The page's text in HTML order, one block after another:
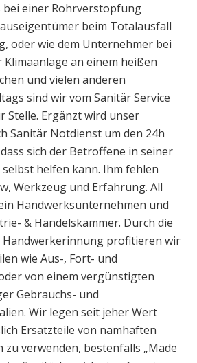
einer Rohrverstopfung
beim Totalausfall
oder wie dem Unternehmer bei
an einem heißen
und vielen anderen
sind wir vom Sanitär Service
Stelle. Ergänzt wird unser
Sanitär Notdienst um den 24h
sich der Betroffene in seiner
helfen kann. Ihm fehlen
Werkzeug und Erfahrung. All
Handwerksunternehmen und
& Handelskammer. Durch die
profitieren wir
wie Aus-, Fort- und
von einem vergünstigten
Gebrauchs- und
Wir legen seit jeher Wert
Ersatzteile von namhaften
verwenden, bestenfalls „Made